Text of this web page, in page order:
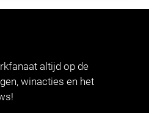
altijd op de
winacties en het